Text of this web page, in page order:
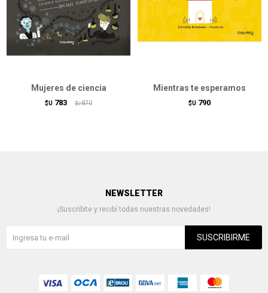
Mujeres de ciencia
$U 783 $U 870
Mientras te esperamos
$U 790
NEWSLETTER
¡Suscribite y recibí todas nuestras novedades!
SUSCRIBIRME